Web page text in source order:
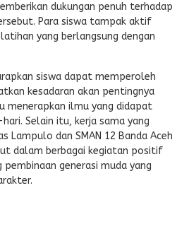
dukungan penuh terhadap
Para siswa tampak aktif
yang berlangsung dengan
siswa dapat memperoleh
kesadaran akan pentingnya
menerapkan ilmu yang didapat
Selain itu, kerja sama yang
Lampulo dan SMAN 12 Banda Aceh
dalam berbagai kegiatan positif
generasi muda yang